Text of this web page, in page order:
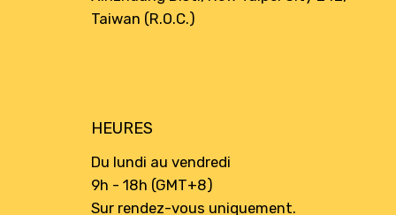
Taiwan (R.O.C.)
HEURES
Du lundi au vendredi
9h - 18h (GMT+8)
Sur rendez-vous uniquement.